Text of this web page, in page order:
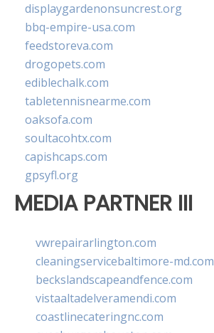
displaygardenonsuncrest.org
bbq-empire-usa.com
feedstoreva.com
drogopets.com
ediblechalk.com
tabletennisnearme.com
oaksofa.com
soultacohtx.com
capishcaps.com
gpsyfl.org
MEDIA PARTNER III
vwrepairarlington.com
cleaningservicebaltimore-md.com
beckslandscapeandfence.com
vistaaltadelveramendi.com
coastlinecateringnc.com